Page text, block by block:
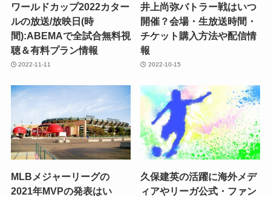
ワールドカップ2022カター
ルの放送/放映日(時
間):ABEMAで全試合無料視
聴＆有料プラン情報
2022-11-11
井上尚弥バトラー戦はいつ
開催？会場・生放送時間・
チケット購入方法や配信情
報
2022-10-15
MLBメジャーリーグの
2021年MVPの発表はい
久保建英の活躍に海外メデ
ィアやリーガ公式・ファン